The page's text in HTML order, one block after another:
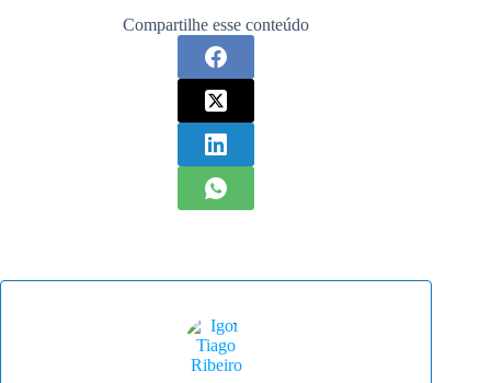
Compartilhe esse conteúdo